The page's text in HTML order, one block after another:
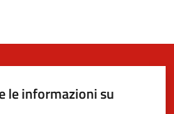
le informazioni su